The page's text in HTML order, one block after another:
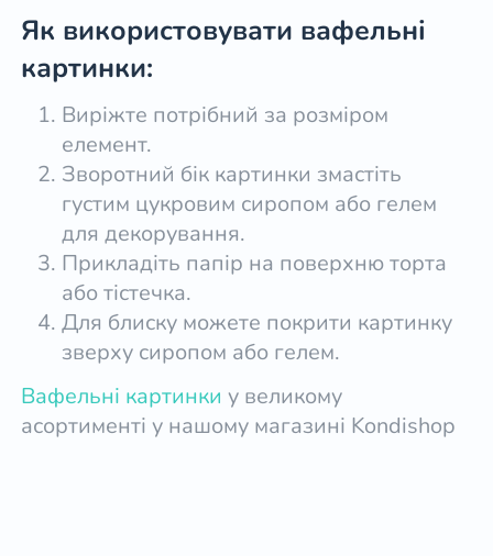
Як використовувати вафельні
картинки:
Виріжте потрібний за розміром
елемент.
Зворотний бік картинки змастіть
густим цукровим сиропом або гелем
для декорування.
Прикладіть папір на поверхню торта
або тістечка.
Для блиску можете покрити картинку
зверху сиропом або гелем.
Вафельні картинки у великому
асортименті у нашому магазині Kondishop